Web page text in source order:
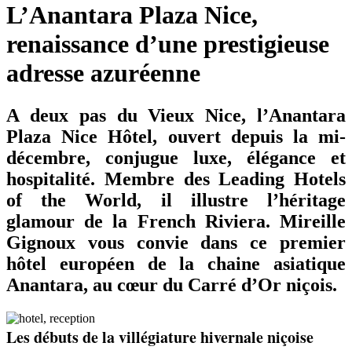
L’Anantara Plaza Nice,
renaissance d’une prestigieuse
adresse azuréenne
A deux pas du Vieux Nice, l’Anantara
Plaza Nice Hôtel, ouvert depuis la mi-
décembre, conjugue luxe, élégance et
hospitalité. Membre des Leading Hotels
of the World, il illustre l’héritage
glamour de la French Riviera. Mireille
Gignoux vous convie dans ce premier
hôtel européen de la chaine asiatique
Anantara, au cœur du Carré d’Or niçois.
Les débuts de la villégiature hivernale niçoise